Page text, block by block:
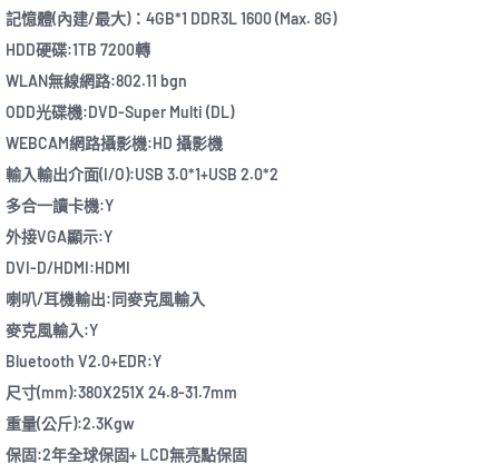
記憶體(內建/最大)：4GB*1 DDR3L 1600 (Max. 8G)
HDD硬碟:1TB 7200轉
WLAN無線網路:802.11 bgn
ODD光碟機:DVD-Super Multi (DL)
WEBCAM網路攝影機:HD 攝影機
輸入輸出介面(I/O):USB 3.0*1+USB 2.0*2
多合一讀卡機:Y
外接VGA顯示:Y
DVI-D/HDMI:HDMI
喇叭/耳機輸出:同麥克風輸入
麥克風輸入:Y
Bluetooth V2.0+EDR:Y
尺寸(mm):380X251X 24.8-31.7mm
重量(公斤):2.3Kgw
保固:2年全球保固+ LCD無亮點保固